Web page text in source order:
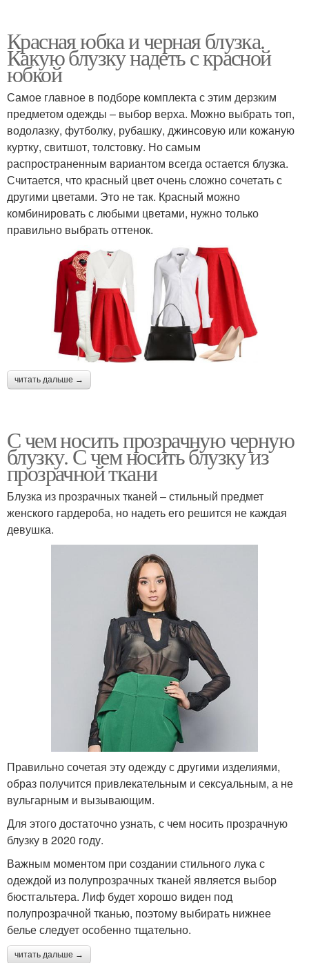
Красная юбка и черная блузка.
Какую блузку надеть с красной
юбкой
Самое главное в подборе комплекта с этим дерзким
предметом одежды – выбор верха. Можно выбрать топ,
водолазку, футболку, рубашку, джинсовую или кожаную
куртку, свитшот, толстовку. Но самым
распространенным вариантом всегда остается блузка.
Считается, что красный цвет очень сложно сочетать с
другими цветами. Это не так. Красный можно
комбинировать с любыми цветами, нужно только
правильно выбрать оттенок.
читать дальше →
С чем носить прозрачную черную
блузку. С чем носить блузку из
прозрачной ткани
Блузка из прозрачных тканей – стильный предмет
женского гардероба, но надеть его решится не каждая
девушка.
Правильно сочетая эту одежду с другими изделиями,
образ получится привлекательным и сексуальным, а не
вульгарным и вызывающим.
Для этого достаточно узнать, с чем носить прозрачную
блузку в 2020 году.
Важным моментом при создании стильного лука с
одеждой из полупрозрачных тканей является выбор
бюстгальтера. Лиф будет хорошо виден под
полупрозрачной тканью, поэтому выбирать нижнее
белье следует особенно тщательно.
читать дальше →